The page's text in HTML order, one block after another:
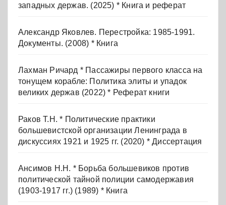
западных держав. (2025) * Книга и реферат
Александр Яковлев. Перестройка: 1985-1991.
Документы. (2008) * Книга
Лахман Ричард * Пассажиры первого класса на
тонущем корабле: Политика элиты и упадок
великих держав (2022) * Реферат книги
Раков Т.Н. * Политические практики
большевистской организации Ленинграда в
дискуссиях 1921 и 1925 гг. (2020) * Диссертация
Ансимов Н.Н. * Борьба большевиков против
политической тайной полиции самодержавия
(1903-1917 гг.) (1989) * Книга